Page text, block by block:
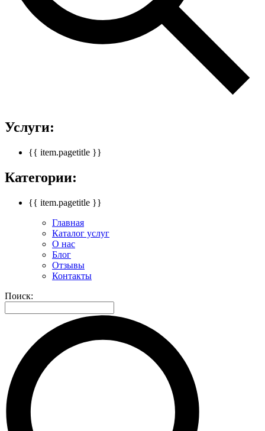
Услуги:
{{ item.pagetitle }}
Категории:
{{ item.pagetitle }}
Главная
Каталог услуг
О нас
Блог
Отзывы
Контакты
Поиск: